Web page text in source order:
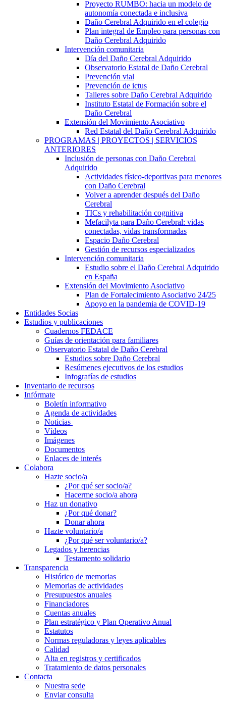
Proyecto RUMBO: hacia un modelo de
autonomía conectada e inclusiva
Daño Cerebral Adquirido en el colegio
Plan integral de Empleo para personas con
Daño Cerebral Adquirido
Intervención comunitaria
Día del Daño Cerebral Adquirido
Observatorio Estatal de Daño Cerebral
Prevención vial
Prevención de ictus
Talleres sobre Daño Cerebral Adquirido
Instituto Estatal de Formación sobre el
Daño Cerebral
Extensión del Movimiento Asociativo
Red Estatal del Daño Cerebral Adquirido
PROGRAMAS | PROYECTOS | SERVICIOS
ANTERIORES
Inclusión de personas con Daño Cerebral
Adquirido
Actividades físico-deportivas para menores
con Daño Cerebral
Volver a aprender después del Daño
Cerebral
TICs y rehabilitación cognitiva
Mefacilyta para Daño Cerebral: vidas
conectadas, vidas transformadas
Espacio Daño Cerebral
Gestión de recursos especializados
Intervención comunitaria
Estudio sobre el Daño Cerebral Adquirido
en España
Extensión del Movimiento Asociativo
Plan de Fortalecimiento Asociativo 24/25
Apoyo en la pandemia de COVID-19
Entidades Socias
Estudios y publicaciones
Cuadernos FEDACE
Guías de orientación para familiares
Observatorio Estatal de Daño Cerebral
Estudios sobre Daño Cerebral
Resúmenes ejecutivos de los estudios
Infografías de estudios
Inventario de recursos
Infórmate
Boletín informativo
Agenda de actividades
Noticias
Vídeos
Imágenes
Documentos
Enlaces de interés
Colabora
Hazte socio/a
¿Por qué ser socio/a?
Hacerme socio/a ahora
Haz un donativo
¿Por qué donar?
Donar ahora
Hazte voluntario/a
¿Por qué ser voluntario/a?
Legados y herencias
Testamento solidario
Transparencia
Histórico de memorias
Memorias de actividades
Presupuestos anuales
Financiadores
Cuentas anuales
Plan estratégico y Plan Operativo Anual
Estatutos
Normas reguladoras y leyes aplicables
Calidad
Alta en registros y certificados
Tratamiento de datos personales
Contacta
Nuestra sede
Enviar consulta